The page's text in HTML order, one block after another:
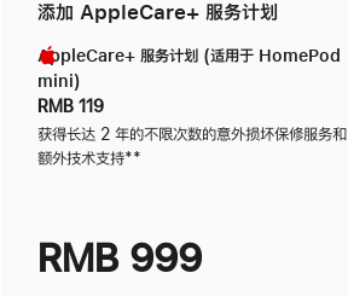
添加 AppleCare+ 服务计划
AppleCare+ 服务计划 (适用于 HomePod
mini)
RMB 119
获得长达 2 年的不限次数的意外损坏保修服务和
额外技术支持脚
**
RMB 999